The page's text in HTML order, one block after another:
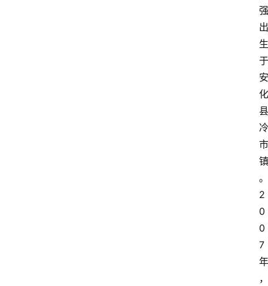
强
出
生
于
安
化
县
冷
市
镇
。
2
0
0
7
年
，